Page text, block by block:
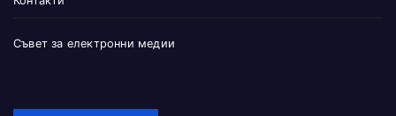
Съвет за електронни медии